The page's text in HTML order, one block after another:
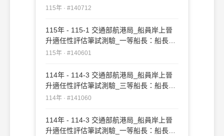
務#140712
115年 · #140712
115年 - 115-1 交通部航港局_船員岸上晉
升適任性評估筆試測驗_一等船長：船長實
務#140601
115年 · #140601
114年 - 114-3 交通部航港局_船員岸上晉
升適任性評估筆試測驗_三等船長：船長實
務#141060
114年 · #141060
114年 - 114-3 交通部航港局_船員岸上晉
升適任性評估筆試測驗_一等船長：船長實